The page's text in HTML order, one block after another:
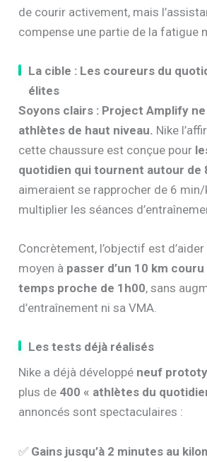
de courir activement, mais
compense une partie de la fatigue
La cible : Les coureurs du
élites
Soyons clairs : Project Amplify
athlètes de haut niveau. Nike
cette chaussure est conçue pour
quotidien qui tournent autour de
aimeraient se rapprocher de 6
multiplier les séances
Concrètement, l’objectif est
moyen à passer d’un 10 km
temps proche de 1h00, sans
d’entraînement ni sa VMA.
Les tests déjà réalisés
Nike a déjà développé neuf
plus de 400 « athlètes du
annoncés sont spectaculaires :
✅ Gains jusqu’à 2 minutes au